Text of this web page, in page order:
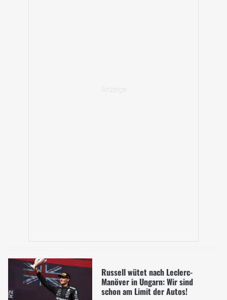
Russell wütet nach Leclerc-
Manöver in Ungarn: Wir sind
schon am Limit der Autos!